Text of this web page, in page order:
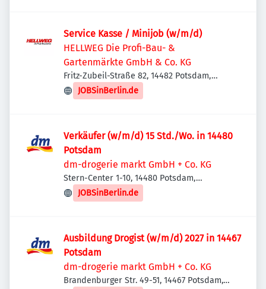
Service Kasse / Minijob (w/m/d)
HELLWEG Die Profi-Bau- &
Gartenmärkte GmbH & Co. KG
Fritz-Zubeil-Straße 82, 14482 Potsdam,
Deutschland
JOBSinBerlin.de
Verkäufer (w/m/d) 15 Std./Wo. in 14480
Potsdam
dm-drogerie markt GmbH + Co. KG
Stern-Center 1-10, 14480 Potsdam,
Deutschland
JOBSinBerlin.de
Ausbildung Drogist (w/m/d) 2027 in 14467
Potsdam
dm-drogerie markt GmbH + Co. KG
Brandenburger Str. 49-51, 14467 Potsdam,